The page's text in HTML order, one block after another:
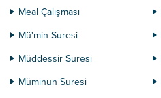
Meal Çalışması
Mü'min Suresi
Müddessir Suresi
Müminun Suresi